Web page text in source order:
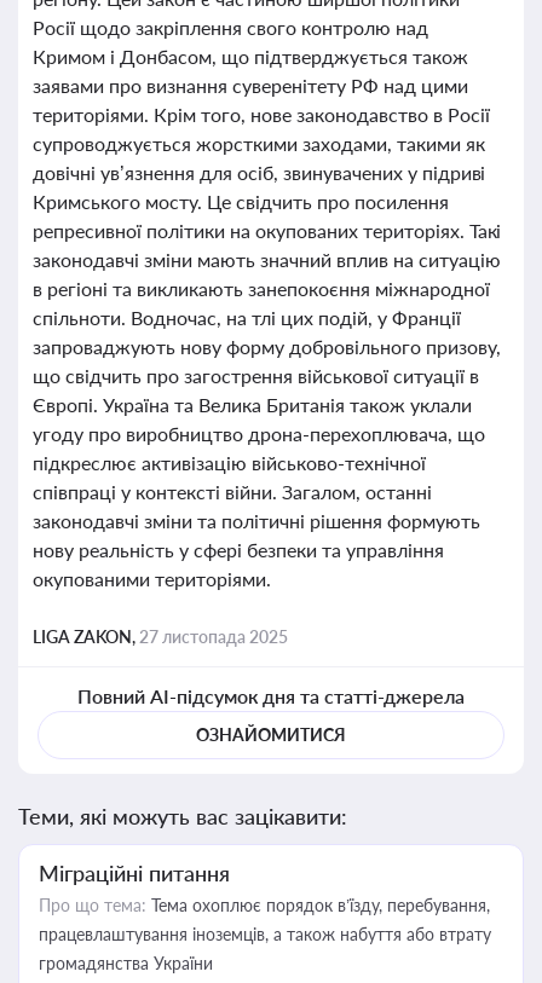
Росії щодо закріплення свого контролю над
Кримом і Донбасом, що підтверджується також
заявами про визнання суверенітету РФ над цими
територіями. Крім того, нове законодавство в Росії
супроводжується жорсткими заходами, такими як
довічні ув’язнення для осіб, звинувачених у підриві
Кримського мосту. Це свідчить про посилення
репресивної політики на окупованих територіях. Такі
законодавчі зміни мають значний вплив на ситуацію
в регіоні та викликають занепокоєння міжнародної
спільноти. Водночас, на тлі цих подій, у Франції
запроваджують нову форму добровільного призову,
що свідчить про загострення військової ситуації в
Європі. Україна та Велика Британія також уклали
угоду про виробництво дрона-перехоплювача, що
підкреслює активізацію військово-технічної
співпраці у контексті війни. Загалом, останні
законодавчі зміни та політичні рішення формують
нову реальність у сфері безпеки та управління
окупованими територіями.
LIGA ZAKON, 27 листопада 2025
Повний AI-підсумок дня та статті-джерела
ОЗНАЙОМИТИСЯ
Теми, які можуть вас зацікавити:
Міграційні питання
Про що тема: Тема охоплює порядок в’їзду, перебування,
працевлаштування іноземців, а також набуття або втрату
громадянства України